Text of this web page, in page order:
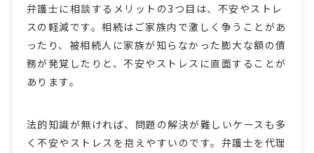
弁護士に相談するメリットの3つ目は、不安やストレ
スの軽減です。相続はご家族内で激しく争うことがあ
ったり、被相続人に家族が知らなかった膨大な額の債
務が発覚したりと、不安やストレスに直面することが
あります。
法的知識が無ければ、問題の解決が難しいケースも多
く不安やストレスを抱えやすいのです。弁護士を代理